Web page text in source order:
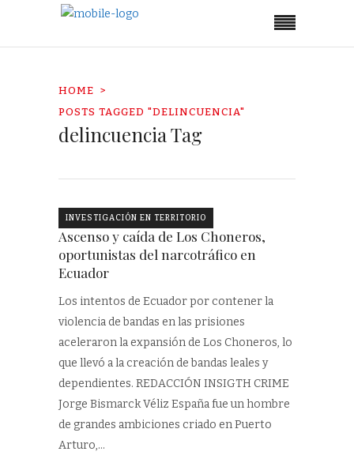
HOME
POSTS TAGGED "DELINCUENCIA"
delincuencia Tag
INVESTIGACIÓN EN TERRITORIO
Ascenso y caída de Los Choneros,
oportunistas del narcotráfico en
Ecuador
Los intentos de Ecuador por contener la
violencia de bandas en las prisiones
aceleraron la expansión de Los Choneros, lo
que llevó a la creación de bandas leales y
dependientes. REDACCIÓN INSIGTH CRIME
Jorge Bismarck Véliz España fue un hombre
de grandes ambiciones criado en Puerto
Arturo,